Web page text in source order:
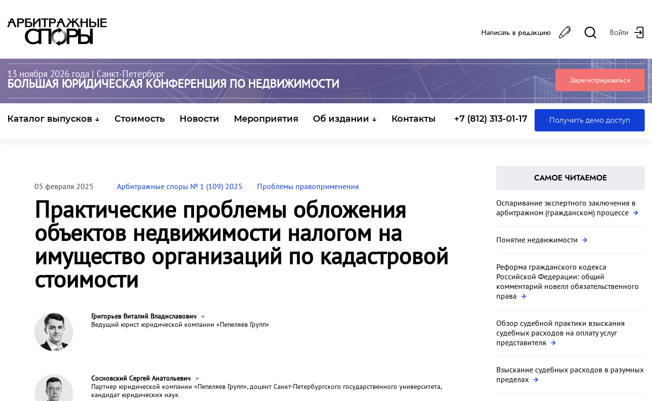
Написать в редакцию Войти
13 ноября 2026 года | Санкт-Петербург
БОЛЬШАЯ ЮРИДИЧЕСКАЯ КОНФЕРЕНЦИЯ ПО НЕДВИЖИМОСТИ Зарегистрироваться
Каталог выпусков ↓ Стоимость Новости Мероприятия Об издании ↓ Контакты +7 (812) 313-01-17 Получить демо доступ
05 февраля 2025 Арбитражные споры № 1 (109) 2025 Проблемы правоприменения
Практические проблемы обложения
объектов недвижимости налогом на
имущество организаций по кадастровой
стоимости
Григорьев Виталий Владиславович
Ведущий юрист юридической компании «Пепеляев Групп»
Сосновский Сергей Анатольевич
Партнер юридической компании «Пепеляев Групп», доцент Санкт-Петербургского государственного университета,
кандидат юридических наук
САМОЕ ЧИТАЕМОЕ
Оспаривание экспертного заключения в
арбитражном (гражданском) процессе
Понятие недвижимости
Реформа гражданского кодекса
Российской Федерации: общий
комментарий новелл обязательственного
права
Обзор судебной практики взыскания
судебных расходов на оплату услуг
представителя
Взыскание судебных расходов в разумных
пределах